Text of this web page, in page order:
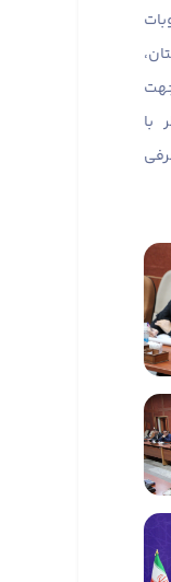
با